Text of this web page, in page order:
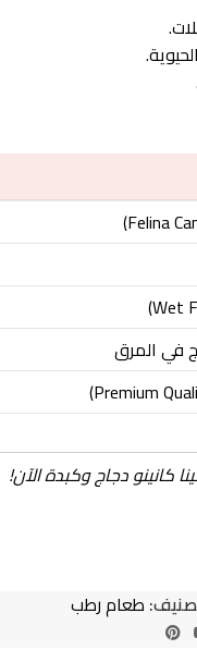
في المرق
كانينو دجاج وكبدة الآن!
طعام رطب